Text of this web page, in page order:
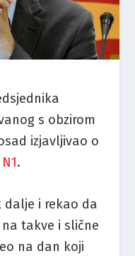
s obzirom
izjavljivao o
N1.
dalje i rekao da
takve i slične
na dan koji